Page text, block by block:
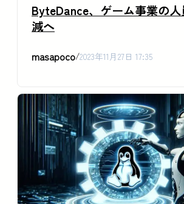
ByteDance、ゲーム事業の
減へ
masapoco/2023年11月27日 17:35